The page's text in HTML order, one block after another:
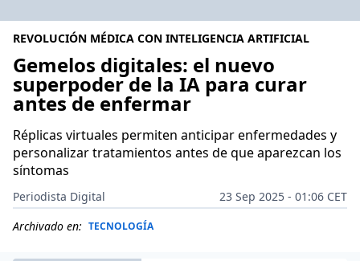
REVOLUCIÓN MÉDICA CON INTELIGENCIA ARTIFICIAL
Gemelos digitales: el nuevo
superpoder de la IA para curar
antes de enfermar
Réplicas virtuales permiten anticipar enfermedades y
personalizar tratamientos antes de que aparezcan los
síntomas
Periodista Digital
23 Sep 2025 - 01:06 CET
Archivado en: TECNOLOGÍA